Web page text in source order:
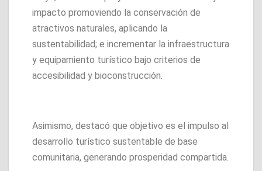
impacto promoviendo la conservación de
atractivos naturales, aplicando la
sustentabilidad; e incrementar la infraestructura
y equipamiento turístico bajo criterios de
accesibilidad y bioconstrucción.
Asimismo, destacó que objetivo es el impulso al
desarrollo turístico sustentable de base
comunitaria, generando prosperidad compartida.